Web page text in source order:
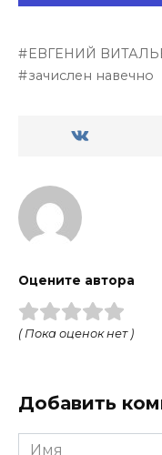
ЕВГЕНИЙ
зачислен навечно
Оцените автора
( Пока оценок нет )
Добавить
Имя